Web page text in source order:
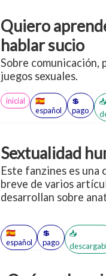
Quiero
hablar sucio
Sobre comunicación,
juegos sexuales.
inicial
🇪🇸
español
💲
pago
📥
Sextualidad
Este fanzines es una
breve de varios
desarrollan sobre
exploración y
bases de la
sexual.
🇪🇸
español
💲
pago
📥